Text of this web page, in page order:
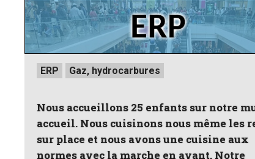
Posted
inERP Gaz, hydrocarbures
Nous accueillons 25 enfants sur notre
accueil. Nous cuisinons nous même les
sur place et nous avons une cuisine aux
normes avec la marche en avant. Notre